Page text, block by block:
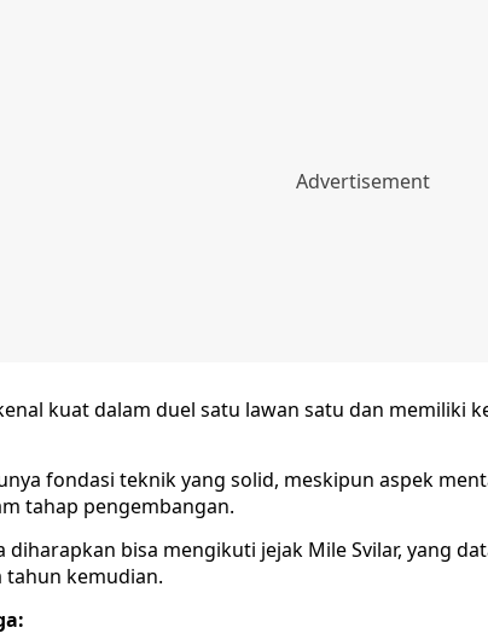
kuat dalam duel satu lawan satu dan memiliki
fondasi teknik yang solid, meskipun aspek
tahap pengembangan.
diharapkan bisa mengikuti jejak Mile Svilar, yang
tahun kemudian.